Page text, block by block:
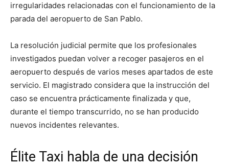
irregularidades relacionadas con el funcionamiento de la
parada del aeropuerto de San Pablo.
La resolución judicial permite que los profesionales
investigados puedan volver a recoger pasajeros en el
aeropuerto después de varios meses apartados de este
servicio. El magistrado considera que la instrucción del
caso se encuentra prácticamente finalizada y que,
durante el tiempo transcurrido, no se han producido
nuevos incidentes relevantes.
Élite Taxi habla de una decisión